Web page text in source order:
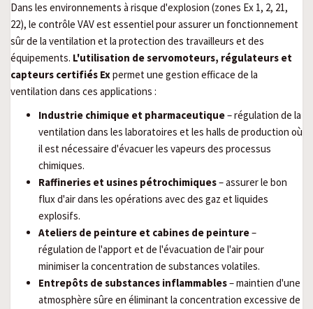
Dans les environnements à risque d'explosion (zones Ex 1, 2, 21,
22), le contrôle VAV est essentiel pour assurer un fonctionnement
sûr de la ventilation et la protection des travailleurs et des
équipements. L'utilisation de servomoteurs, régulateurs et
capteurs certifiés Expermet une gestion efficace de la
ventilation dans ces applications :
Industrie chimique et pharmaceutique– régulation de la
ventilation dans les laboratoires et les halls de production où
il est nécessaire d'évacuer les vapeurs des processus
chimiques.
Raffineries et usines pétrochimiques– assurer le bon
flux d'air dans les opérations avec des gaz et liquides
explosifs.
Ateliers de peinture et cabines de peinture–
régulation de l'apport et de l'évacuation de l'air pour
minimiser la concentration de substances volatiles.
Entrepôts de substances inflammables– maintien d'une
atmosphère sûre en éliminant la concentration excessive de